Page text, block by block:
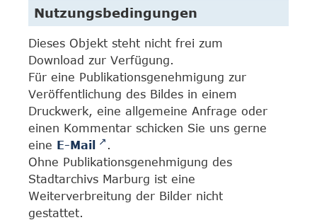
Nutzungsbedingungen
Dieses Objekt steht nicht frei zum
Download zur Verfügung.
Für eine Publikationsgenehmigung zur
Veröffentlichung des Bildes in einem
Druckwerk, eine allgemeine Anfrage oder
einen Kommentar schicken Sie uns gerne
eine E-Mail
.
Ohne Publikationsgenehmigung des
Stadtarchivs Marburg ist eine
Weiterverbreitung der Bilder nicht
gestattet.